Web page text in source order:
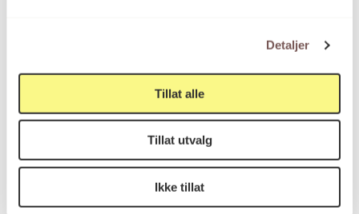
Detaljer
Tillat alle
Tillat utvalg
Ikke tillat
Viktig info
Utbetaling og fakturering
Personvernerklæring
Dokumentasjonsskjema